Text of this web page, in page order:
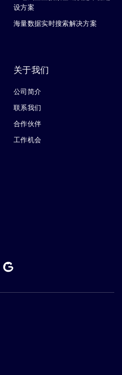
设方案
海量数据实时搜索解决方案
关于我们
公司简介
联系我们
合作伙伴
工作机会